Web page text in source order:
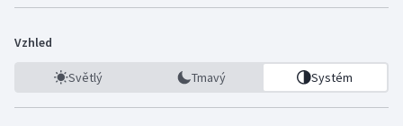
Vzhled
Světlý Tmavý Systém